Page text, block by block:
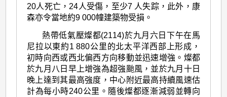
20人死亡，24人受傷，至少7 人失踪，此外，康
森亦令當地約9 000幢建築物受損。
熱帶低氣壓燦都(2114)於九月六日下午在馬
尼拉以東約1 880公里的北太平洋西部上形成，
初時向西或西北偏西方向移動並迅速增強。燦都
於九月八日早上增強為超強颱風，並於九月十日
晚上達到其最高強度，中心附近最高持續風速估
計為每小時240公里。隨後燦都逐漸減弱並轉向